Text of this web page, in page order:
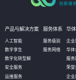
产品与解决方案
人工智能
数字孪生
数字化转型解
安全服务
运维服务
服务体系
服务级别
服务网络
华
企业
华体
服务
荣誉
企业